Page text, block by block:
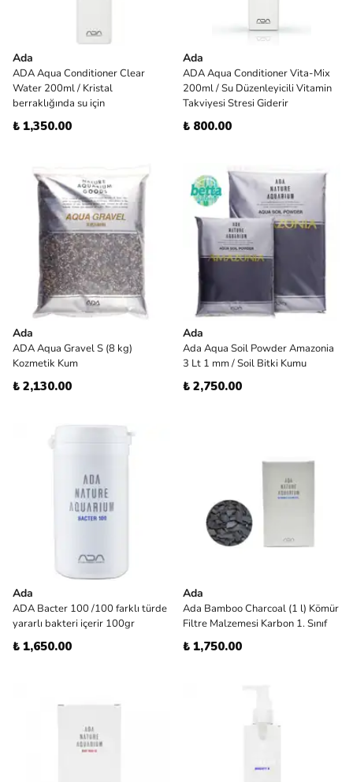
Ada
ADA Aqua Conditioner Clear
Water 200ml / Kristal
berraklığında su için
₺ 1,350.00
Ada
ADA Aqua Conditioner Vita-Mix
200ml / Su Düzenleyicili Vitamin
Takviyesi Stresi Giderir
₺ 800.00
Ada
ADA Aqua Gravel S (8 kg)
Kozmetik Kum
₺ 2,130.00
Ada
Ada Aqua Soil Powder Amazonia
3 Lt 1 mm / Soil Bitki Kumu
₺ 2,750.00
Ada
ADA Bacter 100 /100 farklı türde
yararlı bakteri içerir 100gr
₺ 1,650.00
Ada
Ada Bamboo Charcoal (1 l) Kömür
Filtre Malzemesi Karbon 1. Sınıf
₺ 1,750.00